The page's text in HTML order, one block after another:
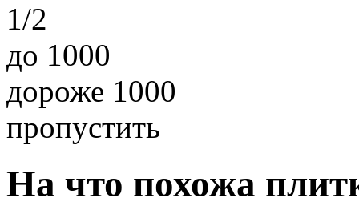
1/2
до 1000
дороже 1000
пропустить
На что похожа